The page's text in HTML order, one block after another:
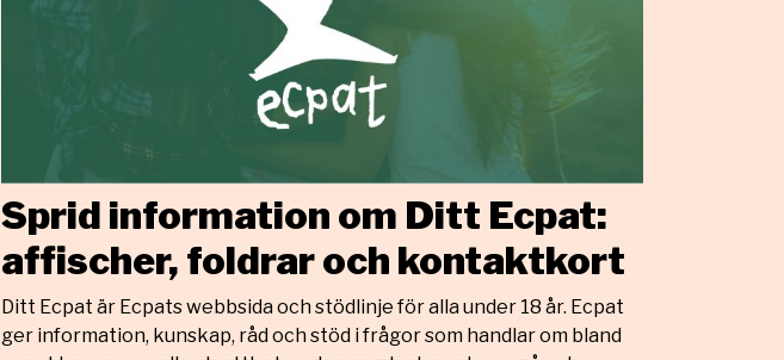
Sprid information om Ditt Ecpat:
affischer, foldrar och kontaktkort
Ditt Ecpat är Ecpats webbsida och stödlinje för alla under 18 år. Ecpat
ger information, kunskap, råd och stöd i frågor som handlar om bland